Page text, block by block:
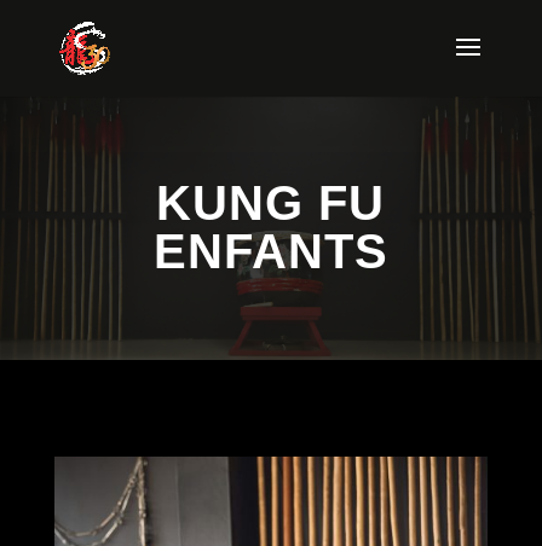
KUNG FU
ENFANTS